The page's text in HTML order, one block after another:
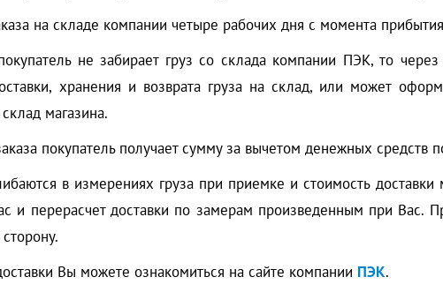
на складе компании четыре рабочих дня с момента
не забирает груз со склада компании ПЭК, то
хранения и возврата груза на склад, или может
магазина.
покупатель получает сумму за вычетом денежных средств
в измерениях груза при приемке и стоимость
и перерасчет доставки по замерам произведенным при Вас.
Вы можете ознакомиться на сайте компании ПЭК.